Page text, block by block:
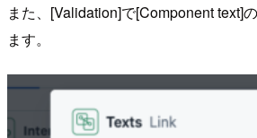
また、[Validation]で[Component text]
ます。